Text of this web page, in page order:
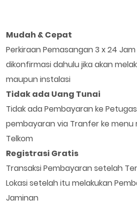
Mudah & Cepat
Perkiraan Pemasangan 3 x 24
dikonfirmasi dahulu jika akan
maupun instalasi
Tidak ada Uang Tunai
Tidak ada Pembayaran ke
pembayaran via Tranfer ke menu
Telkom
Registrasi Gratis
Transaksi Pembayaran setelah
Lokasi setelah itu melakukan
Jaminan